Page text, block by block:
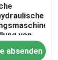
von
absenden